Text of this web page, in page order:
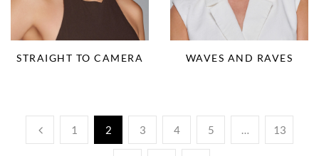
STRAIGHT TO CAMERA WAVES AND RAVES
1 2 3 4 5 … 13